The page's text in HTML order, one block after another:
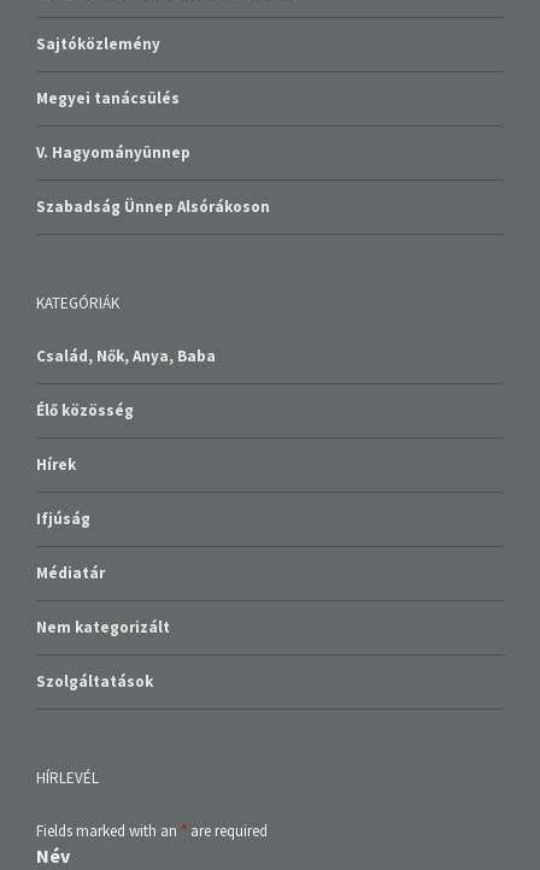
Sajtóközlemény
Megyei tanácsülés
V. Hagyományünnep
Szabadság Ünnep Alsórákoson
KATEGÓRIÁK
Család, Nők, Anya, Baba
Élő közösség
Hírek
Ifjúság
Médiatár
Nem kategorizált
Szolgáltatások
HÍRLEVÉL
Fields marked with an * are required
Név